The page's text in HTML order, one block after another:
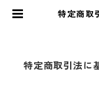
特定商取
特定商取引法に